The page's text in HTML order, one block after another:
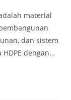
material
dan sistem
dengan…